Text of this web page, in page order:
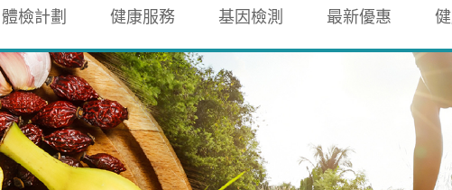
體檢計劃 健康服務 基因檢測 最新優惠